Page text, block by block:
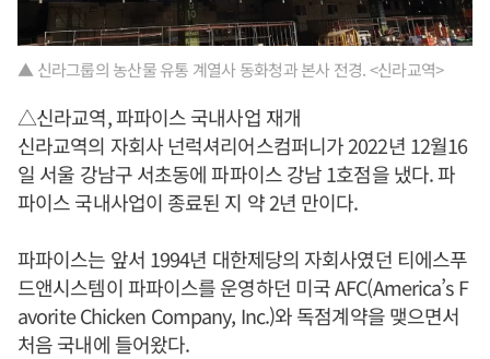
▲ 신라그룹의 농산물 유통 계열사 동화청과 본사 전경. <신라교역>
△신라교역, 파파이스 국내사업 재개
신라교역의 자회사 넌럭셔리어스컴퍼니가 2022년 12월16
일 서울 강남구 서초동에 파파이스 강남 1호점을 냈다. 파
파이스 국내사업이 종료된 지 약 2년 만이다.
파파이스는 앞서 1994년 대한제당의 자회사였던 티에스푸
드앤시스템이 파파이스를 운영하던 미국 AFC(America’s F
avorite Chicken Company, Inc.)와 독점계약을 맺으면서
처음 국내에 들어왔다.